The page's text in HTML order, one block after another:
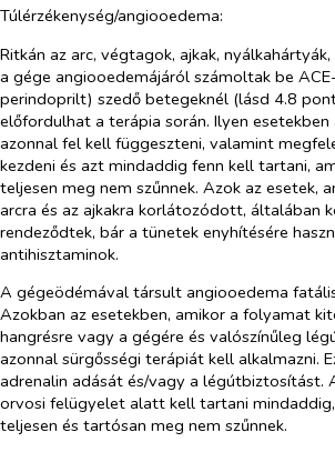
Túlérzékenység/angiooedema:
Ritkán az arc, végtagok, ajkak,
a gége angiooedemájáról számoltak be
perindoprilt) szedő betegeknél (lásd 4.8
előfordulhat a terápia során. Ilyen
azonnal fel kell függeszteni, valamint
kezdeni és azt mindaddig fenn kell tartani,
teljesen meg nem szűnnek. Azok az esetek,
arcra és az ajkakra korlátozódott, általában
rendeződtek, bár a tünetek enyhítésére
antihisztaminok.
A gégeödémával társult angiooedema
Azokban az esetekben, amikor a folyamat
hangrésre vagy a gégére és valószínűleg
azonnal sürgősségi terápiát kell alkalmazni.
adrenalin adását és/vagy a légútbiztosítást.
orvosi felügyelet alatt kell tartani
teljesen és tartósan meg nem szűnnek.